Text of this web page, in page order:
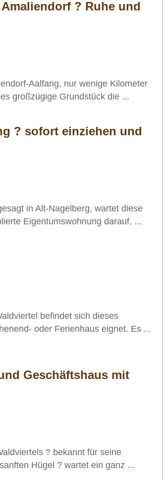
? Ruhe und
Aalfang, nur wenige Kilometer
großzügige Grundstück die ...
? sofort einziehen und
in Alt-Nagelberg, wartet diese
Eigentumswohnung darauf, ...
befindet sich dieses
oder Ferienhaus eignet. Es ...
Geschäftshaus mit
? bekannt für seine
Hügel ? wartet ein ganz ...